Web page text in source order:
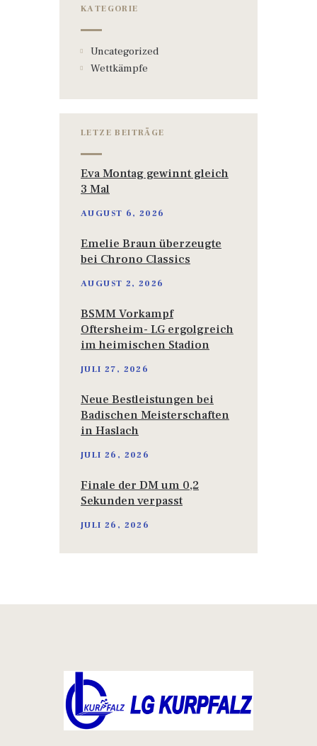
KATEGORIE
Uncategorized
Wettkämpfe
LETZE BEITRÄGE
Eva Montag gewinnt gleich
3 Mal
AUGUST 6, 2026
Emelie Braun überzeugte
bei Chrono Classics
AUGUST 2, 2026
BSMM Vorkampf
Oftersheim- LG ergolgreich
im heimischen Stadion
JULI 27, 2026
Neue Bestleistungen bei
Badischen Meisterschaften
in Haslach
JULI 26, 2026
Finale der DM um 0,2
Sekunden verpasst
JULI 26, 2026